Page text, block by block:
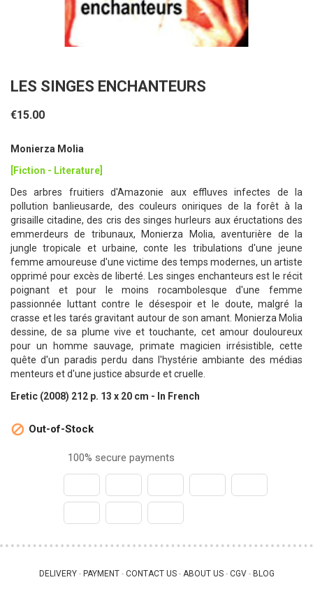
LES SINGES ENCHANTEURS
€15.00
Monierza Molia
[Fiction - Literature]
Des arbres fruitiers d'Amazonie aux effluves infectes de la
pollution banlieusarde, des couleurs oniriques de la forêt à la
grisaille citadine, des cris des singes hurleurs aux éructations des
emmerdeurs de tribunaux, Monierza Molia, aventurière de la
jungle tropicale et urbaine, conte les tribulations d'une jeune
femme amoureuse d'une victime des temps modernes, un artiste
opprimé pour excès de liberté. Les singes enchanteurs est le récit
poignant et pour le moins rocambolesque d'une femme
passionnée luttant contre le désespoir et le doute, malgré la
crasse et les tarés gravitant autour de son amant. Monierza Molia
dessine, de sa plume vive et touchante, cet amour douloureux
pour un homme sauvage, primate magicien irrésistible, cette
quête d'un paradis perdu dans l'hystérie ambiante des médias
menteurs et d'une justice absurde et cruelle.
Eretic (2008) 212 p. 13 x 20 cm - In French
 Out-of-Stock
100% secure payments
DELIVERY - PAYMENT - CONTACT US - ABOUT US - CGV - BLOG